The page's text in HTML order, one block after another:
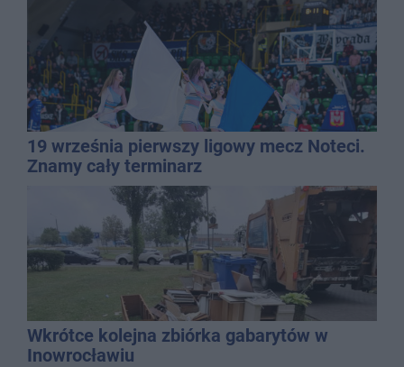
19 września pierwszy ligowy mecz Noteci.
Znamy cały terminarz
Wkrótce kolejna zbiórka gabarytów w
Inowrocławiu